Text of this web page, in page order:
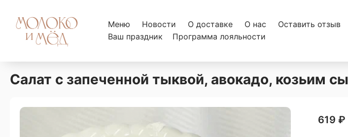
Меню Новости О доставке О нас
Оставить отзыв
Ваш праздник
Программа лояльности
Салат с запеченной тыквой, авокадо, козьим
619 ₽